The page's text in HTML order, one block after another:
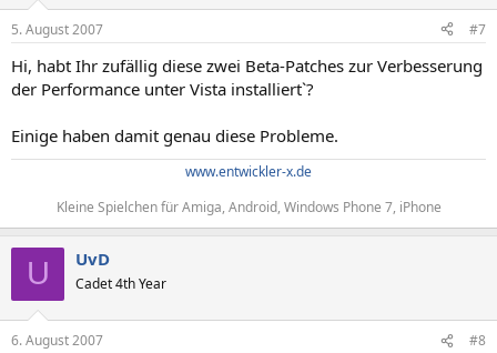
5. August 2007 #7
Hi, habt Ihr zufällig diese zwei Beta-Patches zur Verbesserung
der Performance unter Vista installiert`?
Einige haben damit genau diese Probleme.
www.entwickler-x.de
Kleine Spielchen für Amiga, Android, Windows Phone 7, iPhone​
U UvD
Cadet 4th Year
6. August 2007 #8